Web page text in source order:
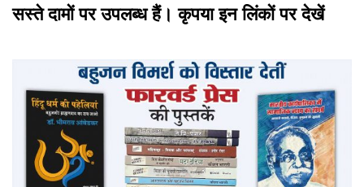
सस्ते दामों पर उपलब्ध हैं। कृपया इन लिंकों पर देखें